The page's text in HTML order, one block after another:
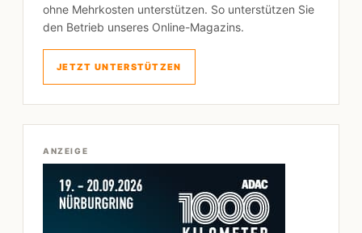
ohne Mehrkosten unterstützen. So unterstützen Sie
den Betrieb unseres Online-Magazins.
JETZT UNTERSTÜTZEN
ANZEIGE